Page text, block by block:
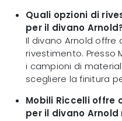
Quali opzioni di
per il divano
Il divano Arnold offre
rivestimento. Presso
i campioni di
scegliere la finitura
Mobili Riccelli offre
per il divano Arnold